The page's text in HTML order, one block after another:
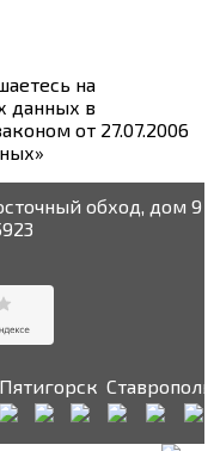
на
данных в
от 27.07.2006
обход, дом 9
Пятигорск Ставрополь